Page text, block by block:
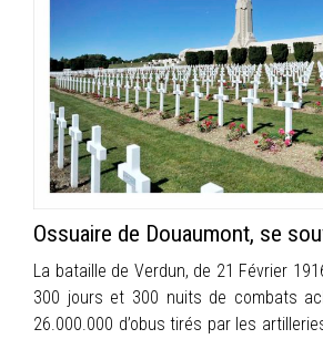
Ossuaire de Douaumont, se
La bataille de Verdun, de 21 Février
300 jours et 300 nuits de combats
26.000.000 d’obus tirés par les